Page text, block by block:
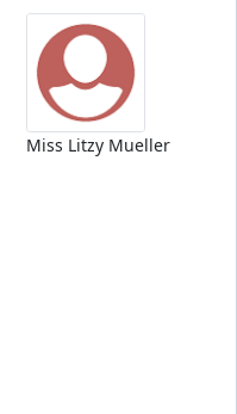
Miss Litzy Mueller